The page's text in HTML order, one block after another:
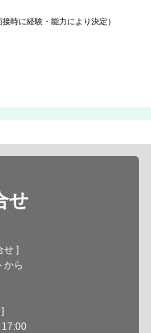
時に経験・能力により決定）
せ
せ ]
から